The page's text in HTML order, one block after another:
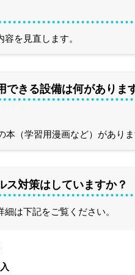
を見直します。
できる設備は何がありま
（学習用漫画など）がありま
ス対策はしていますか？
は下記をご覧ください。